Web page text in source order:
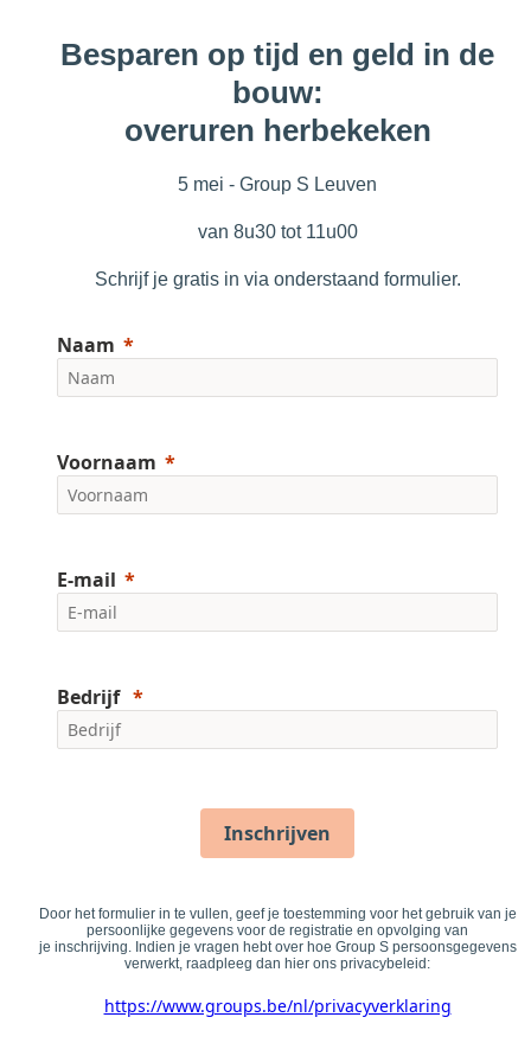
Besparen op tijd en geld in de
bouw:
overuren herbekeken
5 mei - Group S Leuven
van 8u30 tot 11u00
Schrijf je gratis in via onderstaand formulier.
Naam
Voornaam
E-mail
Bedrijf
Inschrijven
Door het formulier in te vullen, geef je toestemming voor het gebruik van je
persoonlijke gegevens voor de registratie en opvolging van
je inschrijving. Indien je vragen hebt over hoe Group S persoonsgegevens
verwerkt, raadpleeg dan hier ons privacybeleid:
https://www.groups.be/nl/privacyverklaring